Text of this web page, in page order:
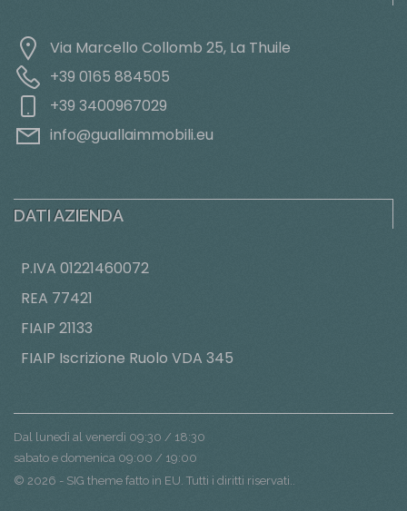
Via Marcello Collomb 25, La Thuile
+39 0165 884505
+39 3400967029
info@guallaimmobili.eu
DATI AZIENDA
P.IVA 01221460072
REA 77421
FIAIP 21133
FIAIP Iscrizione Ruolo VDA 345
Dal lunedì al venerdì 09:30 / 18:30
sabato e domenica 09:00 / 19:00
© 2026 - SIG theme fatto in EU. Tutti i diritti riservati..